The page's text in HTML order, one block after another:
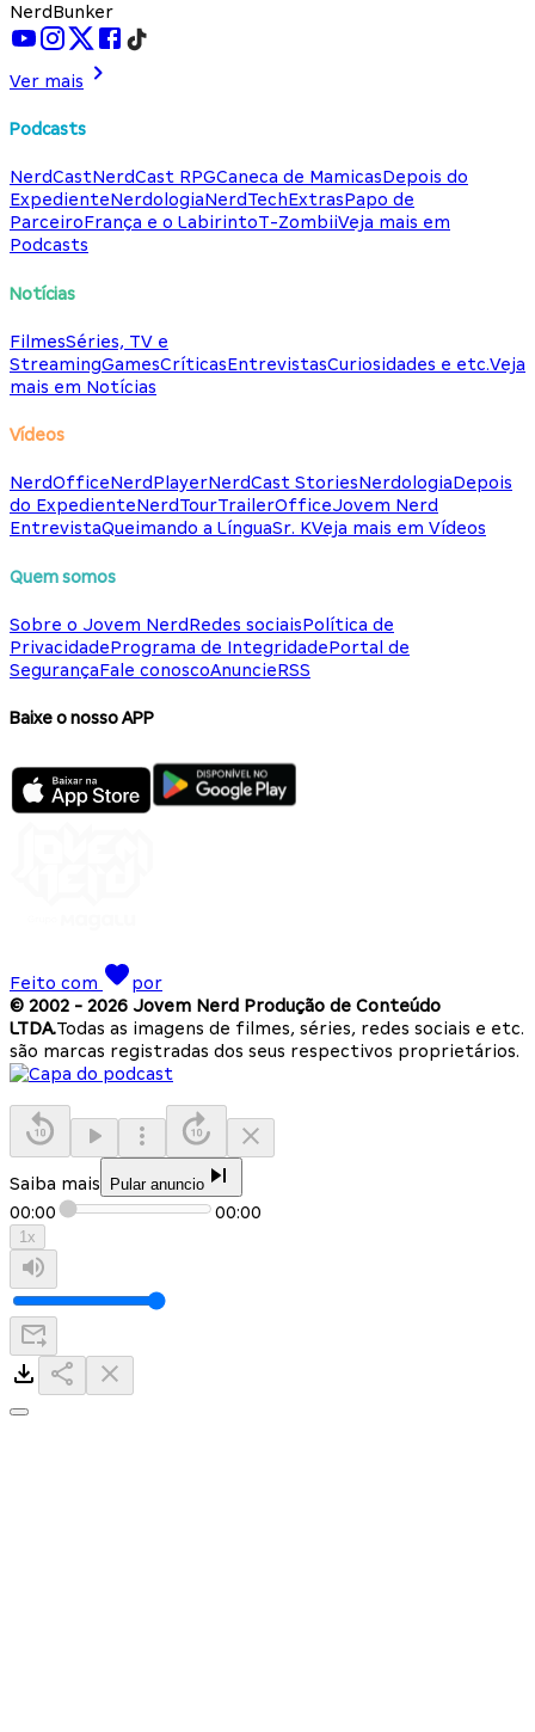
NerdBunker
Ver mais
Podcasts
NerdCastNerdCast RPGCaneca de MamicasDepois do
ExpedienteNerdologiaNerdTechExtrasPapo de
ParceiroFrança e o LabirintoT-ZombiiVeja mais em
Podcasts
Notícias
FilmesSéries, TV e
StreamingGamesCríticasEntrevistasCuriosidades e etc.Veja
mais em Notícias
Vídeos
NerdOfficeNerdPlayerNerdCast StoriesNerdologiaDepois
do ExpedienteNerdTourTrailerOfficeJovem Nerd
EntrevistaQueimando a LínguaSr. KVeja mais em Vídeos
Quem somos
Sobre o Jovem NerdRedes sociaisPolítica de
PrivacidadePrograma de IntegridadePortal de
SegurançaFale conoscoAnuncieRSS
Baixe o nosso APP
Feito com
por
© 2002 - 2026 Jovem Nerd Produção de Conteúdo
LTDA.Todas as imagens de filmes, séries, redes sociais e etc.
são marcas registradas dos seus respectivos proprietários.
Saiba mais Pular anuncio
00:00 00:00
1x